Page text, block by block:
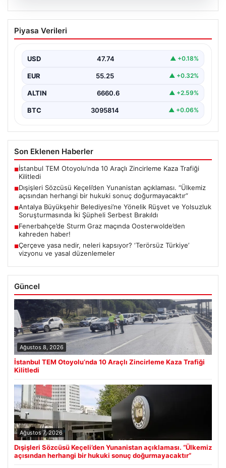
Dışişleri Sözcüsü Keçeli’den
Yunanistan açıklaması. “Ülkemiz
doğurmayacaktır”
Piyasa Verileri
USD 47.74 ▲ +0.18%
EUR 55.25 ▲ +0.32%
ALTIN 6660.6 ▲ +2.59%
BTC 3095814 ▲ +0.06%
Son Eklenen Haberler
■İstanbul TEM Otoyolu’nda 10 Araçlı Zincirleme Kaza Trafiği
Kilitledi
■Dışişleri Sözcüsü Keçeli’den Yunanistan açıklaması. “Ülkemiz
açısından herhangi bir hukuki sonuç doğurmayacaktır”
■Antalya Büyükşehir Belediyesi’ne Yönelik Rüşvet ve Yolsuzluk
Soruşturmasında İki Şüpheli Serbest Bırakıldı
■Fenerbahçe’de Sturm Graz maçında Oosterwolde’den
kahreden haber!
■Çerçeve yasa nedir, neleri kapsıyor? ‘Terörsüz Türkiye’
vizyonu ve yasal düzenlemeler
Güncel
Ağustos 8, 2026
İstanbul TEM Otoyolu’nda 10 Araçlı Zincirleme Kaza Trafiği
Kilitledi
Ağustos 7, 2026
Dışişleri Sözcüsü Keçeli’den Yunanistan açıklaması. “Ülkemiz
açısından herhangi bir hukuki sonuç doğurmayacaktır”